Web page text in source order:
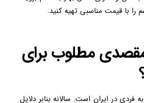
را با قیمت مناسبی تهیه کنید.
مطلوب برای
در ایران است. سالانه بنابر دلایل